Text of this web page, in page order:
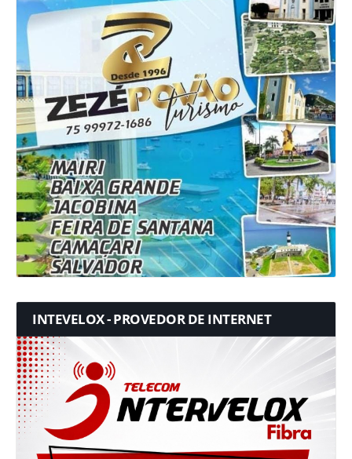
INTEVELOX - PROVEDOR DE INTERNET